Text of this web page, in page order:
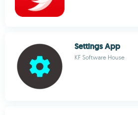
Settings App
KF Software House